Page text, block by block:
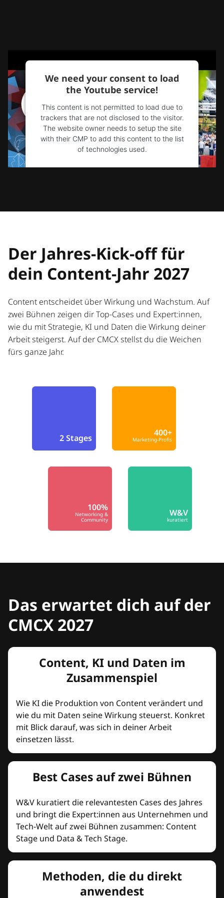
We need your consent to load
the Youtube service!
This content is not permitted to load due to
trackers that are not disclosed to the visitor.
The website owner needs to setup the site
with their CMP to add this content to the list
of technologies used.
Powered byUsercentrics Consent
Der Jahres-Kick-off für
dein Content-Jahr 2027
Content entscheidet über Wirkung und Wachstum. Auf
zwei Bühnen zeigen dir Top-Cases und Expert:innen,
wie du mit Strategie, KI und Daten die Wirkung deiner
Arbeit steigerst. Auf der CMCX stellst du die Weichen
fürs ganze Jahr.
2 Stages 400+
Marketing-Profis
100%
Networking &
Community
W&V
kuratiert
Das erwartet dich auf der
CMCX 2027
Content, KI und Daten im
Zusammenspiel
Wie KI die Produktion von Content verändert und
wie du mit Daten seine Wirkung steuerst. Konkret
mit Blick darauf, was sich in deiner Arbeit
einsetzen lässt.
Best Cases auf zwei Bühnen
W&V kuratiert die relevantesten Cases des Jahres
und bringt die Expert:innen aus Unternehmen und
Tech-Welt auf zwei Bühnen zusammen: Content
Stage und Data & Tech Stage.
Methoden, die du direkt
anwendest